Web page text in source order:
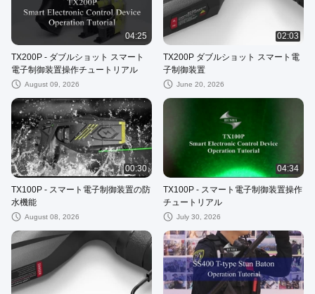
04:25
TX200P - ダブルショット スマート
電子制御装置操作チュートリアル
August 09, 2026
02:03
TX200P ダブルショット スマート電
子制御装置
June 20, 2026
00:30
TX100P - スマート電子制御装置の防
水機能
August 08, 2026
04:34
TX100P - スマート電子制御装置操作
チュートリアル
July 30, 2026